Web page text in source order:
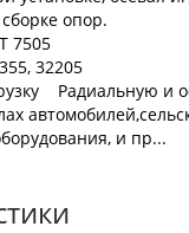
опор.
7505
32205
Радиальную и
и пр...